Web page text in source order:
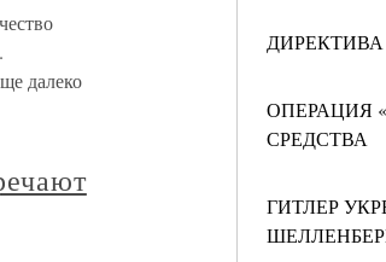
ОПЕРАЦИЯ
СРЕДСТВА
ГИТЛЕР
далеко